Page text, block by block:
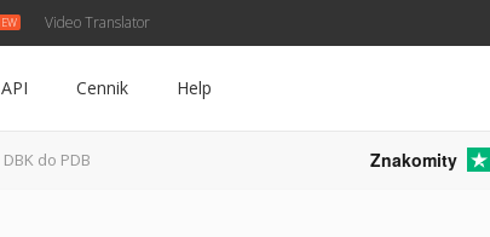
Video Translator
API Cennik Help
DBK do PDB Znakomity